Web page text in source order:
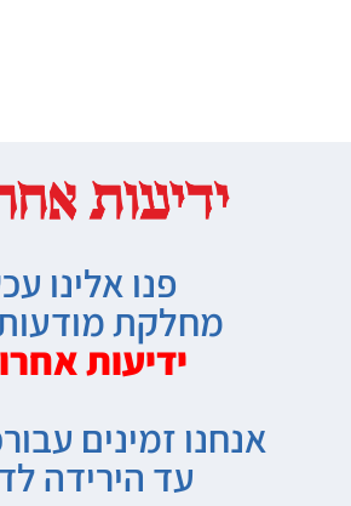
פנו אלינו
מחלקת מודעות
ידיעות
אנחנו זמינים
עד הירידה